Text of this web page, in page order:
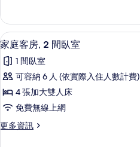
片
加
大
雙
人
床
的
所
有
客
房,
2
張
加
大
人
床
詳
顯
示
家
庭
客
2
5
家庭客房, 2 間臥室
1 間臥室
可容納 6 人 (依實際入住人數計費)
4 張加大雙人床
免費無線上網
更多資訊
更